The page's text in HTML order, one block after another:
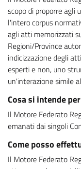
scopo di proporre agli
l'intero corpus
agli atti memorizzati
Regioni/Province
indicizzazione degli
esperti e non, uno
un'interazione simile
Cosa si intende
Il Motore Federato
emanati dai singoli
Come posso
Il Motore Federato